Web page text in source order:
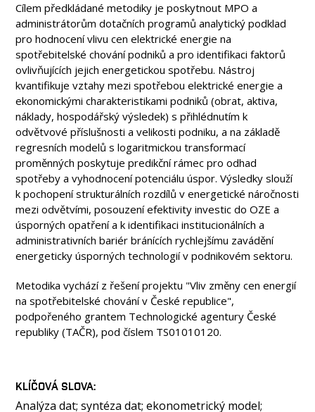
Cílem předkládané metodiky je poskytnout MPO a
administrátorům dotačních programů analytický podklad
pro hodnocení vlivu cen elektrické energie na
spotřebitelské chování podniků a pro identifikaci faktorů
ovlivňujících jejich energetickou spotřebu. Nástroj
kvantifikuje vztahy mezi spotřebou elektrické energie a
ekonomickými charakteristikami podniků (obrat, aktiva,
náklady, hospodářský výsledek) s přihlédnutím k
odvětvové příslušnosti a velikosti podniku, a na základě
regresních modelů s logaritmickou transformací
proměnných poskytuje predikční rámec pro odhad
spotřeby a vyhodnocení potenciálu úspor. Výsledky slouží
k pochopení strukturálních rozdílů v energetické náročnosti
mezi odvětvími, posouzení efektivity investic do OZE a
úsporných opatření a k identifikaci institucionálních a
administrativních bariér bránících rychlejšímu zavádění
energeticky úsporných technologií v podnikovém sektoru.
Metodika vychází z řešení projektu "Vliv změny cen energií
na spotřebitelské chování v České republice",
podpořeného grantem Technologické agentury České
republiky (TAČR), pod číslem TS01010120.
KLÍČOVÁ SLOVA
Analýza dat; syntéza dat; ekonometrický model;